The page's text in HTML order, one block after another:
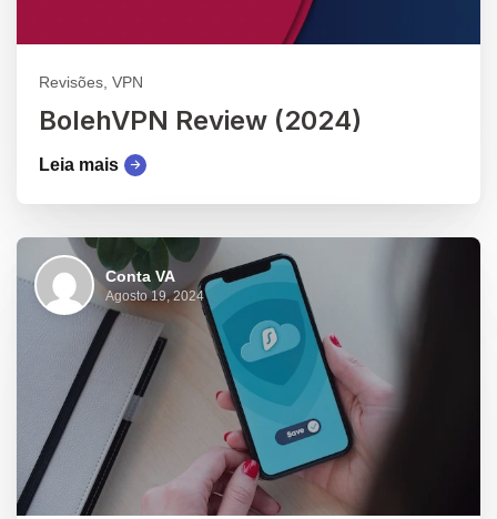
Revisões, VPN
BolehVPN Review (2024)
Leia mais
Conta VA
Agosto 19, 2024